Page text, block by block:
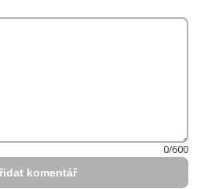
0/600
komentář